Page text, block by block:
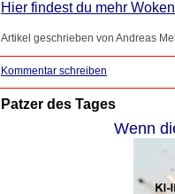
Hier findest du mehr
Artikel geschrieben von Andreas
Kommentar schreiben
Patzer des Tages
Wenn